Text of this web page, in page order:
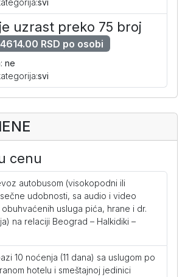
uzrast preko 75 broj
4614.00 RSD po osobi
ne
svi
cenu
autobusom (visokopodni ili
udobnosti, sa audio i video
usluga pića, hrane i dr.
na relaciji Beograd – Halkidiki –
10 noćenja (11 dana) sa uslugom po
hotelu i smeštajnoj jedinici